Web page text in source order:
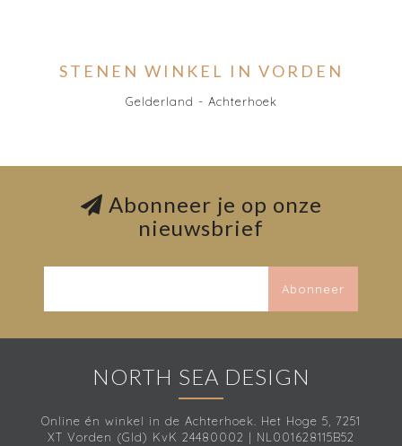
STENEN WINKEL IN VORDEN
Gelderland - Achterhoek
Abonneer je op onze
nieuwsbrief
Abonneer
NORTH SEA DESIGN
Online én winkel in de Achterhoek. Het Hoge 5, 7251
XT Vorden (Gld) KvK 24480002 | NL001628115B52